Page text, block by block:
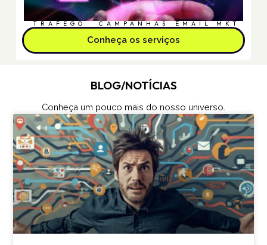
TRÁFEGO CAMPANHAS EMAIL MKT
Conheça os serviços
BLOG/NOTÍCIAS
Conheça um pouco mais do nosso universo.